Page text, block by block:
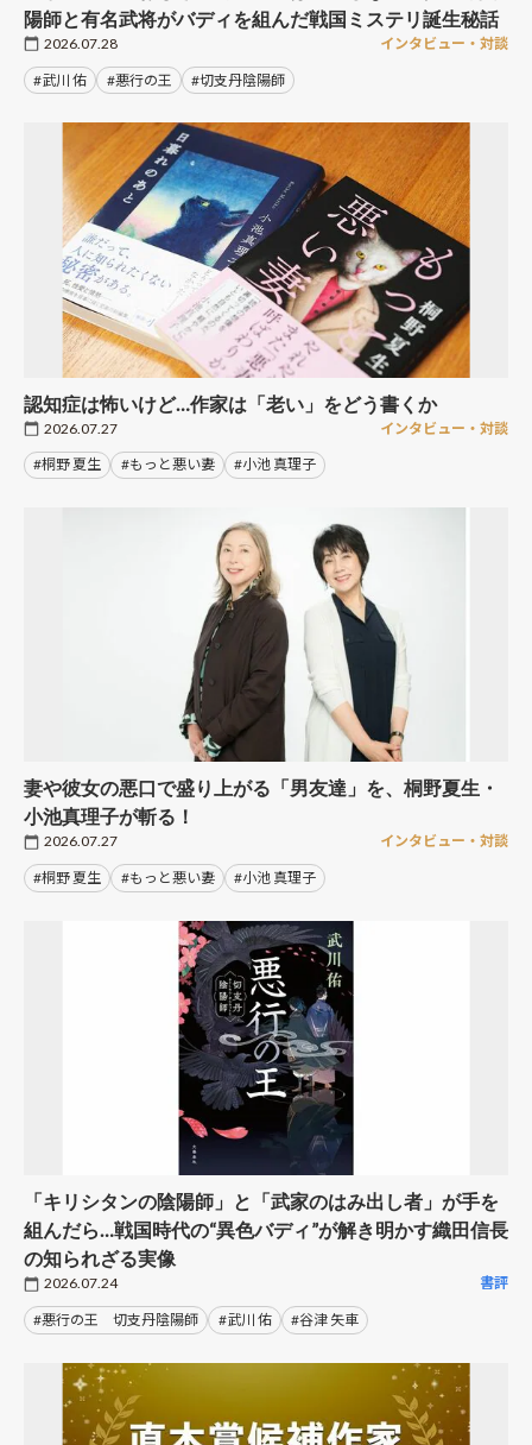
陽師と有名武将がバディを組んだ戦国ミステリ誕生秘話
2026.07.28 インタビュー・対談
#武川 佑 #悪行の王 #切支丹陰陽師
認知症は怖いけど…作家は「老い」をどう書くか
2026.07.27 インタビュー・対談
#桐野 夏生 #もっと悪い妻 #小池 真理子
妻や彼女の悪口で盛り上がる「男友達」を、桐野夏生・
小池真理子が斬る！
2026.07.27 インタビュー・対談
#桐野 夏生 #もっと悪い妻 #小池 真理子
「キリシタンの陰陽師」と「武家のはみ出し者」が手を
組んだら…戦国時代の“異色バディ”が解き明かす織田信長
の知られざる実像
2026.07.24 書評
#悪行の王 切支丹陰陽師 #武川 佑 #谷津 矢車